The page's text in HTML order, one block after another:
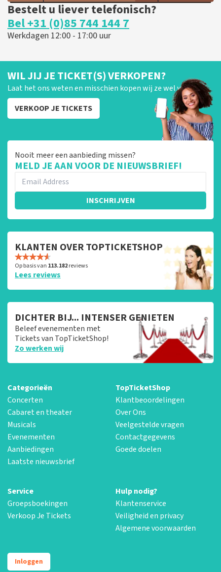
Bestelt u liever telefonisch?
Bel +31 (0)85 744 144 7
Werkdagen 12:00 - 17:00 uur
WIL JIJ JE TICKET(S) VERKOPEN?
Laat het ons weten en misschien kopen wij ze wel van je!
VERKOOP JE TICKETS
Nooit meer een aanbieding missen?
MELD JE AAN VOOR DE NIEUWSBRIEF!
INSCHRIJVEN
KLANTEN OVER TOPTICKETSHOP
Op basis van 113.182reviews
Lees reviews
DICHTER BIJ... INTENSER GENIETEN
Beleef evenementen met
Tickets van TopTicketShop!
Zo werken wij
Categorieën
Concerten
Cabaret en theater
Musicals
Evenementen
Aanbiedingen
Laatste nieuwsbrief
TopTicketShop
Klantbeoordelingen
Over Ons
Veelgestelde vragen
Contactgegevens
Goede doelen
Service
Groepsboekingen
Verkoop Je Tickets
Hulp nodig?
Klantenservice
Veiligheid en privacy
Algemene voorwaarden
Inloggen